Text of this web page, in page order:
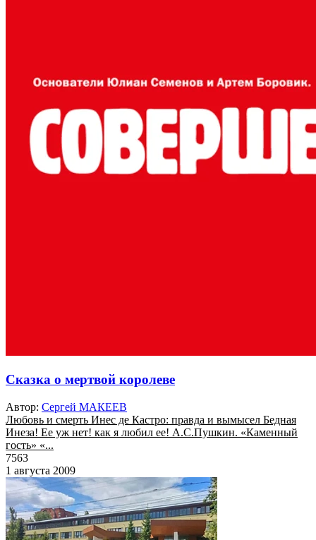
Сказка о мертвой королеве
Автор: Сергей МАКЕЕВ
Любовь и смерть Инес де Кастро: правда и вымысел Бедная
Инеза! Ее уж нет! как я любил ее! А.С.Пушкин. «Каменный
гость» «...
7563
1 августа 2009